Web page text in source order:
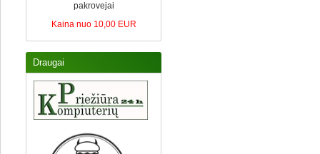
pakrovejai
Kaina nuo 10,00 EUR
Draugai